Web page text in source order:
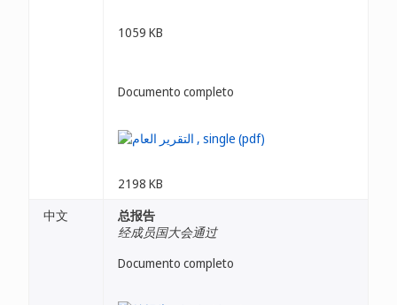
1059 KB
Documento completo
2198 KB
中文
总报告
经成员国大会通过
Documento completo